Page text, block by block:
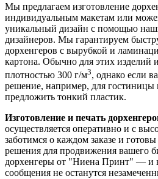
Мы предлагаем изготовление
индивидуальным макетам или
уникальный дизайн с помощью
дизайнеров. Мы гарантируем
дорхенгеров с вырубкой и
картона. Обычно для этих изделий
плотностью 300 г/м3, однако если
решение, например, для
предложить тонкий пластик.
Изготовление и печать
осуществляется оперативно и с
заботимся о каждом заказе и
решения для продвижения вашего
дорхенгеры от "Ниена Принт" — и
сообщения не останутся